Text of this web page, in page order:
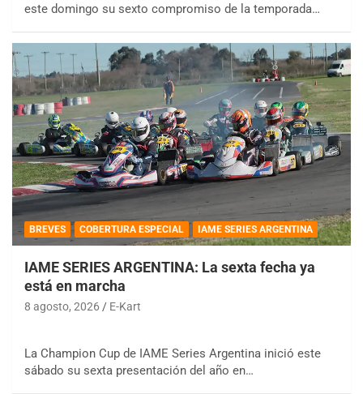
este domingo su sexto compromiso de la temporada…
BREVES COBERTURA ESPECIAL IAME SERIES ARGENTINA
IAME SERIES ARGENTINA: La sexta fecha ya
está en marcha
8 agosto, 2026 E-Kart
La Champion Cup de IAME Series Argentina inició este
sábado su sexta presentación del año en…